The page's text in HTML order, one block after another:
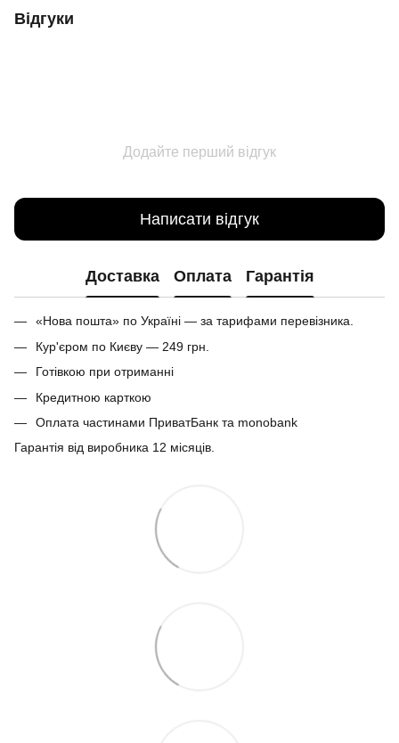
Відгуки
Додайте перший відгук
Написати відгук
Доставка Оплата Гарантія
«Нова пошта» по Україні — за тарифами перевізника.
Кур'єром по Києву — 249 грн.
Готівкою при отриманні
Кредитною карткою
Оплата частинами ПриватБанк та monobank
Гарантія від виробника 12 місяців.